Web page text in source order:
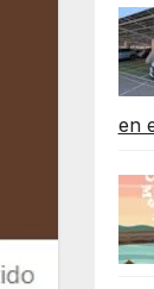
en